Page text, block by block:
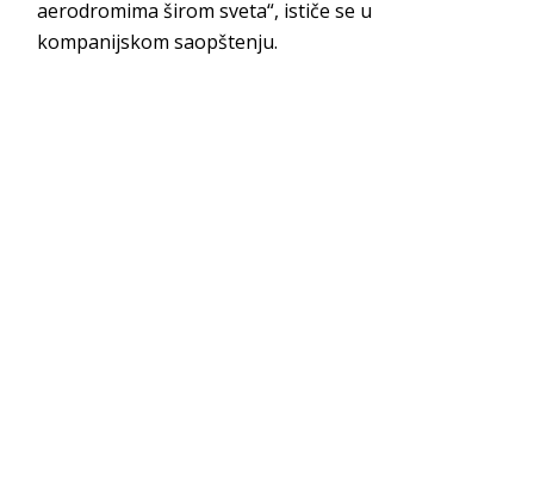
aerodromima širom sveta“, ističe se u
kompanijskom saopštenju.